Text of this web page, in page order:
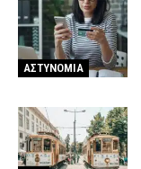
ΑΣΤΥΝΟΜΙΑ